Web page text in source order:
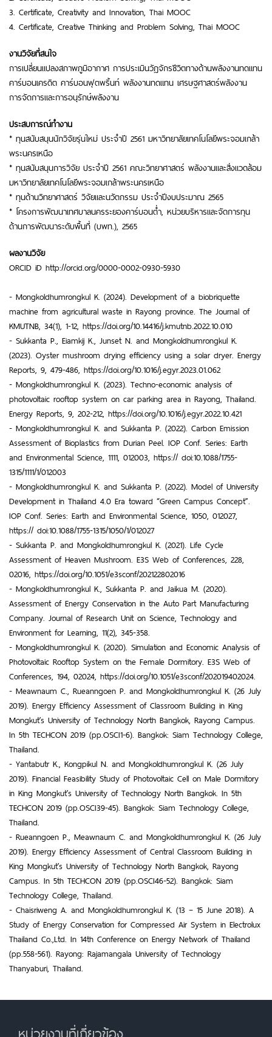
3. Certificate, Creativity and Innovation, Thai MOOC
4. Certificate, Creative Thinking and Problem Solving, Thai MOOC
งานวิจัยที่สนใจ
การเปลี่ยนแปลงสภาพภูมิอากาศ การประเมินวัฎจักรชีวิตทางด้านพลังงานทดแทน
คาร์บอนเครดิต คาร์บอนฟุตพริ้นท์ พลังงานทดแทน เศรษฐศาสตร์พลังงาน
การจัดการและการอนุรักษ์พลังงาน
ประสบการณ์ทำงาน
* ทุนสนับสนุนนักวิจัยรุ่นใหม่ ประจำปี 2561 มหาวิทยาลัยเทคโนโลยีพระจอมเกล้า
พระนครเหนือ
* ทุนสนับสนุนการวิจัย ประจำปี 2561 คณะวิทยาศาสตร์ พลังงานและสิ่งแวดล้อม
มหาวิทยาลัยเทคโนโลยีพระจอมเกล้าพระนครเหนือ
* ทุนด้านวิทยาศาสตร์ วิจัยและนวัตกรรม ประจำปีงบประมาณ 2565
* โครงการพัฒนาเทศบาลนครระยองคาร์บอนต่ำ, หน่วยบริหารและจัดการทุน
ด้านการพัฒนาระดับพื้นที่ (บพท.), 2565
ผลงานวิจัย
ORCID iD http://orcid.org/0000-0002-0930-5930
- Mongkoldhumrongkul K. (2024). Development of a biobriquette
machine from agricultural waste in Rayong province. The Journal of
KMUTNB, 34(1), 1-12, https://doi.org/10.14416/j.kmutnb.2022.10.010
- Sukkanta P., Eiamkij K., Junset N. and Mongkoldhumrongkul K.
(2023). Oyster mushroom drying efficiency using a solar dryer. Energy
Reports, 9, 479-486, https://doi.org/10.1016/j.egyr.2023.01.062
- Mongkoldhumrongkul K. (2023). Techno-economic analysis of
photovoltaic rooftop system on car parking area in Rayong, Thailand.
Energy Reports, 9, 202-212, https://doi.org/10.1016/j.egyr.2022.10.421
- Mongkoldhumrongkul K. and Sukkanta P. (2022). Carbon Emission
Assessment of Bioplastics from Durian Peel. IOP Conf. Series: Earth
and Environmental Science, 1111, 012003, https:// doi:10.1088/1755-
1315/1111/1/012003
- Mongkoldhumrongkul K. and Sukkanta P. (2022). Model of University
Development in Thailand 4.0 Era toward “Green Campus Concept”.
IOP Conf. Series: Earth and Environmental Science, 1050, 012027,
https:// doi:10.1088/1755-1315/1050/1/012027
- Sukkanta P. and Mongkoldhumrongkul K. (2021). Life Cycle
Assessment of Heaven Mushroom. E3S Web of Conferences, 228,
02016, https://doi.org/10.1051/e3sconf/202122802016
- Mongkoldhumrongkul K., Sukkanta P. and Jaikua M. (2020).
Assessment of Energy Conservation in the Auto Part Manufacturing
Company. Journal of Research Unit on Science, Technology and
Environment for Learning, 11(2), 345-358.
- Mongkoldhumrongkul K. (2020). Simulation and Economic Analysis of
Photovoltaic Rooftop System on the Female Dormitory. E3S Web of
Conferences, 194, 02024, https://doi.org/10.1051/e3sconf/202019402024.
- Meawnaum C., Rueanngoen P. and Mongkoldhumrongkul K. (26 July
2019). Energy Efficiency Assessment of Classroom Building in King
Mongkut’s University of Technology North Bangkok, Rayong Campus.
In 5th TECHCON 2019 (pp.OSCI1-6). Bangkok: Siam Technology College,
Thailand.
- Yantabutr K., Kongpikul N. and Mongkoldhumrongkul K. (26 July
2019). Financial Feasibility Study of Photovoltaic Cell on Male Dormitory
in King Mongkut’s University of Technology North Bangkok. In 5th
TECHCON 2019 (pp.OSCI39-45). Bangkok: Siam Technology College,
Thailand.
- Rueanngoen P., Meawnaum C. and Mongkoldhumrongkul K. (26 July
2019). Energy Efficiency Assessment of Central Classroom Building in
King Mongkut’s University of Technology North Bangkok, Rayong
Campus. In 5th TECHCON 2019 (pp.OSCI46-52). Bangkok: Siam
Technology College, Thailand.
- Chaisriweng A. and Mongkoldhumrongkul K. (13 – 15 June 2018). A
Study of Energy Conservation for Compressed Air System in Electrolux
Thailand Co.,Ltd. In 14th Conference on Energy Network of Thailand
(pp.558-561). Rayong: Rajamangala University of Technology
Thanyaburi, Thailand.